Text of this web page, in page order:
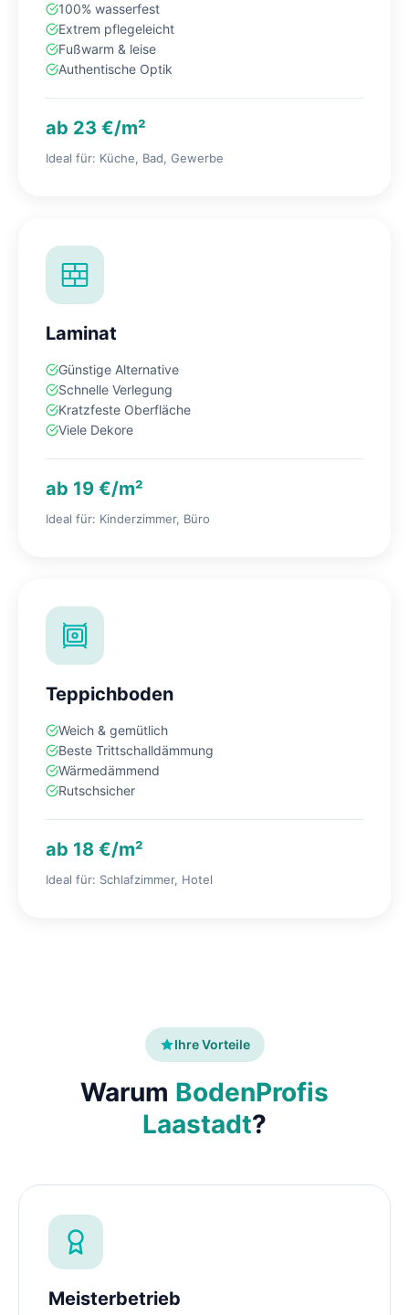
100% wasserfest
Extrem pflegeleicht
Fußwarm & leise
Authentische Optik
ab 23 €/m²
Ideal für: Küche, Bad, Gewerbe
Laminat
Günstige Alternative
Schnelle Verlegung
Kratzfeste Oberfläche
Viele Dekore
ab 19 €/m²
Ideal für: Kinderzimmer, Büro
Teppichboden
Weich & gemütlich
Beste Trittschalldämmung
Wärmedämmend
Rutschsicher
ab 18 €/m²
Ideal für: Schlafzimmer, Hotel
Ihre Vorteile
Warum BodenProfis
Laastadt?
Meisterbetrieb